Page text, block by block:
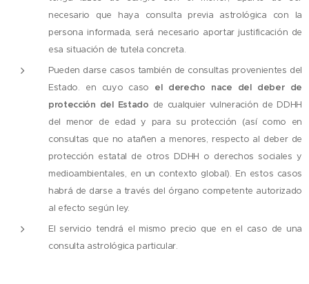
necesario que haya consulta previa astrológica con la
persona informada, será necesario aportar justificación de
esa situación de tutela concreta.
Pueden darse casos también de consultas provenientes del
Estado. en cuyo caso el derecho nace
del deber de
protección del Estado de cualquier vulneración de DDHH
del menor de edad y para su protección (así como en
consultas que no atañen a menores, respecto al deber de
protección estatal de otros DDHH o derechos sociales y
medioambientales, en un contexto global). En estos casos
habrá de darse a través del órgano competente autorizado
al efecto según ley.
El servicio tendrá el mismo precio que en el caso de una
consulta astrológica particular.